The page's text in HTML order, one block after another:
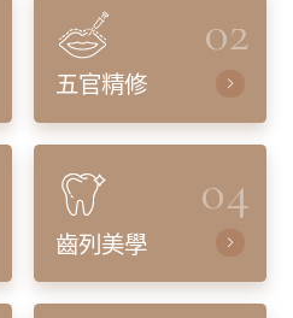
02
五官精修
04
齒列美學